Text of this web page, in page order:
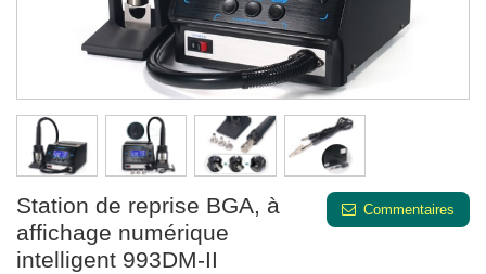
Commentaires
Station de reprise BGA, à
affichage numérique
intelligent 993DM-II